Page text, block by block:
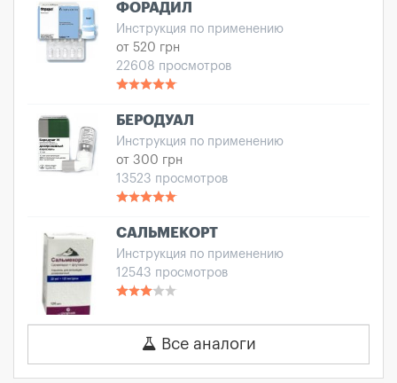
ФОРАДИЛ
Инструкция по применению
от 520 грн
22608 просмотров
БЕРОДУАЛ
Инструкция по применению
от 300 грн
13523 просмотров
САЛЬМЕКОРТ
Инструкция по применению
12543 просмотров
Все аналоги